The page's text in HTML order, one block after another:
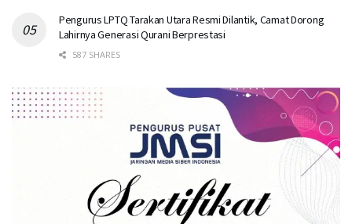
Pengurus LPTQ Tarakan Utara Resmi Dilantik, Camat Dorong
Lahirnya Generasi Qurani Berprestasi
587 SHARES